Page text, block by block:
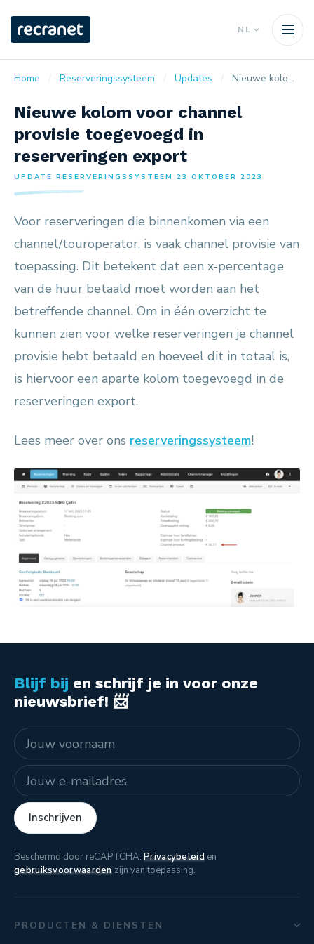
NL
Home Reserveringssysteem Updates Nieuwe kolom voor channel provisie toegevoegd in reserveringen export
Nieuwe kolom voor channel
provisie toegevoegd in
reserveringen export
UPDATE RESERVERINGSSYSTEEM 23 OKTOBER 2023
Voor reserveringen die binnenkomen via een
channel/touroperator, is vaak channel provisie van
toepassing. Dit betekent dat een x-percentage
van de huur betaald moet worden aan het
betreffende channel. Om in één overzicht te
kunnen zien voor welke reserveringen je channel
provisie hebt betaald en hoeveel dit in totaal is,
is hiervoor een aparte kolom toegevoegd in de
reserveringen export.
Lees meer over ons reserveringssysteem!
Blijf bij en schrijf je in voor onze
nieuwsbrief! 📨
Naam
E-mailadres
Inschrijven
Beschermd door reCAPTCHA. Privacybeleiden
gebruiksvoorwaardenzijn van toepassing.
PRODUCTEN & DIENSTEN